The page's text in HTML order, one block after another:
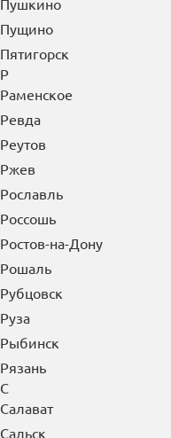
Полевской
Прокопьевск
Протвино
Прохладный
Псков
Пушкино
Пущино
Пятигорск
Раменское
Ревда
Реутов
Ржев
Рославль
Россошь
Ростов-на-Дону
Рошаль
Рубцовск